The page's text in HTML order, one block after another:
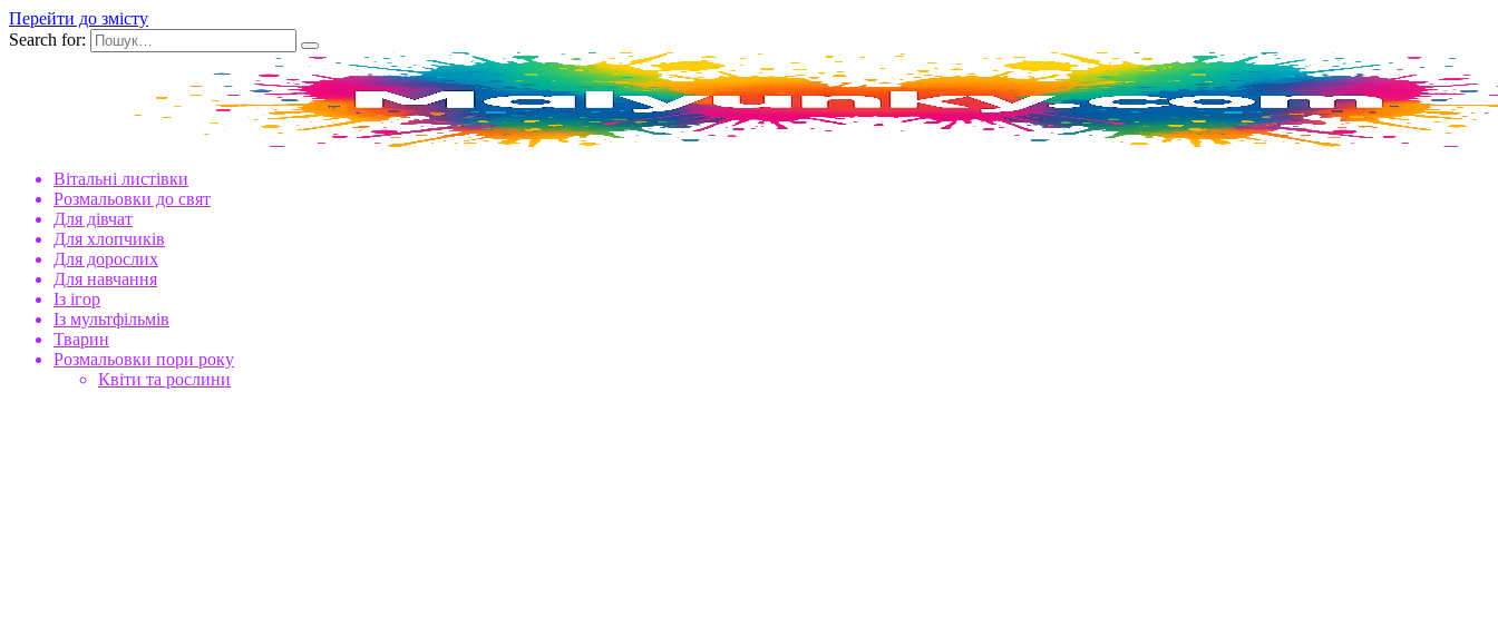
Перейти до змісту
Search for:
Вітальні листівки
Розмальовки до свят
Для дівчат
Для хлопчиків
Для дорослих
Для навчання
Із ігор
Із мультфільмів
Тварин
Розмальовки пори року
Квіти та рослини